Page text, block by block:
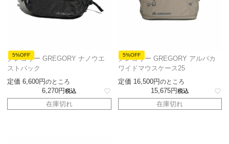
5%OFF
グレゴリー GREGORY ナノウエ
ストパック
定価 6,600 のところ
6,270 税込
在庫切れ
5%OFF
グレゴリー GREGORY アルパカ
ワイドマウスケース25
定価 16,500 のところ
15,675 税込
在庫切れ